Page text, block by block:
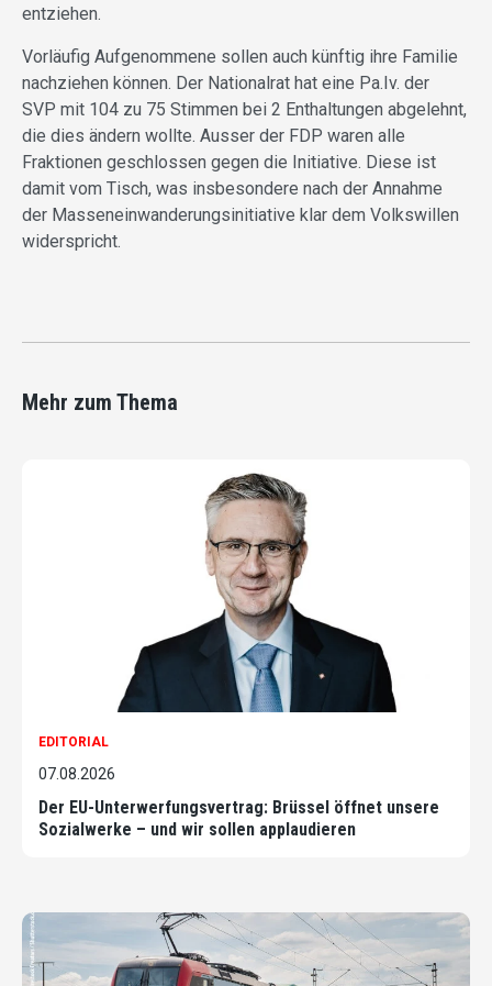
entziehen.
Vorläufig Aufgenommene sollen auch künftig ihre Familie
nachziehen können. Der Nationalrat hat eine Pa.Iv. der
SVP mit 104 zu 75 Stimmen bei 2 Enthaltungen abgelehnt,
die dies ändern wollte. Ausser der FDP waren alle
Fraktionen geschlossen gegen die Initiative. Diese ist
damit vom Tisch, was insbesondere nach der Annahme
der Masseneinwanderungsinitiative klar dem Volkswillen
widerspricht.
Mehr zum Thema
EDITORIAL
07.08.2026
Der EU-Unterwerfungsvertrag: Brüssel öffnet unsere
Sozialwerke – und wir sollen applaudieren